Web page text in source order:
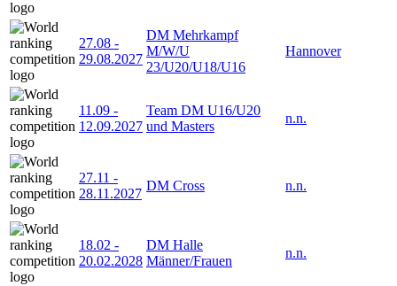
27.08 -
29.08.2027
DM Mehrkampf
M/W/U
23/U20/U18/U16
Hannover
11.09 -
12.09.2027
Team DM U16/U20
und Masters
n.n.
27.11 -
28.11.2027
DM Cross n.n.
18.02 -
20.02.2028
DM Halle
Männer/Frauen
n.n.